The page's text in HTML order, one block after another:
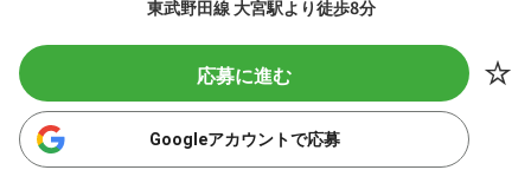
東武野田線 大宮駅より徒歩8分
応募に進む
Googleアカウントで応募